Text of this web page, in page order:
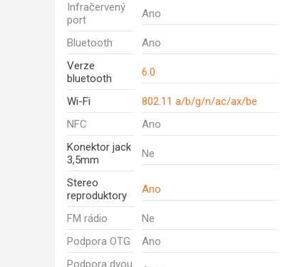
Infračervený
port
Ano
Bluetooth Ano
Verze
bluetooth
6.0
Wi-Fi 802.11 a/b/g/n/ac/ax/be
NFC
Ano
Konektor jack
3,5mm
Ne
Stereo
reproduktory
Ano
FM rádio Ne
Podpora OTG
Ano
Podpora dvou